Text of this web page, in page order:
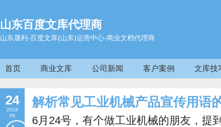
山东百度文库代理商
山东晟利-百度文库(山东)运营中心-商业文档代理商
首页 商业文库 公司新闻 客户案例 文库技
24
2018
06
解析常见工业机械产品宣传用语
6月24号，有个做工业机械的朋友，提